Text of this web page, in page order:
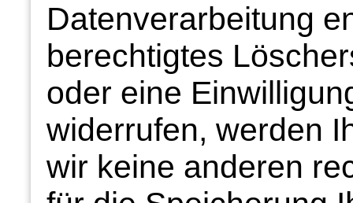
Datenverarbeitung
berechtigtes
oder eine
widerrufen, werden
wir keine anderen